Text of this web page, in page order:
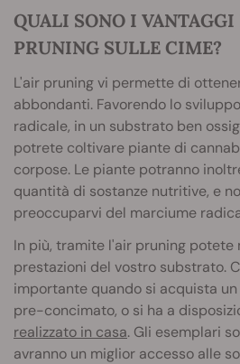
QUALI SONO I VANTAGGI
PRUNING SULLE CIME?
L'air pruning vi permette di
abbondanti. Favorendo lo
radicale, in un substrato ben
potrete coltivare piante di
corpose. Le piante potranno
quantità di sostanze nutritive, e
preoccuparvi del marciume
In più, tramite l'air pruning potete
prestazioni del vostro substrato.
importante quando si acquista
pre-concimato, o si ha a
realizzato in casa. Gli esemplari
avranno un miglior accesso alle